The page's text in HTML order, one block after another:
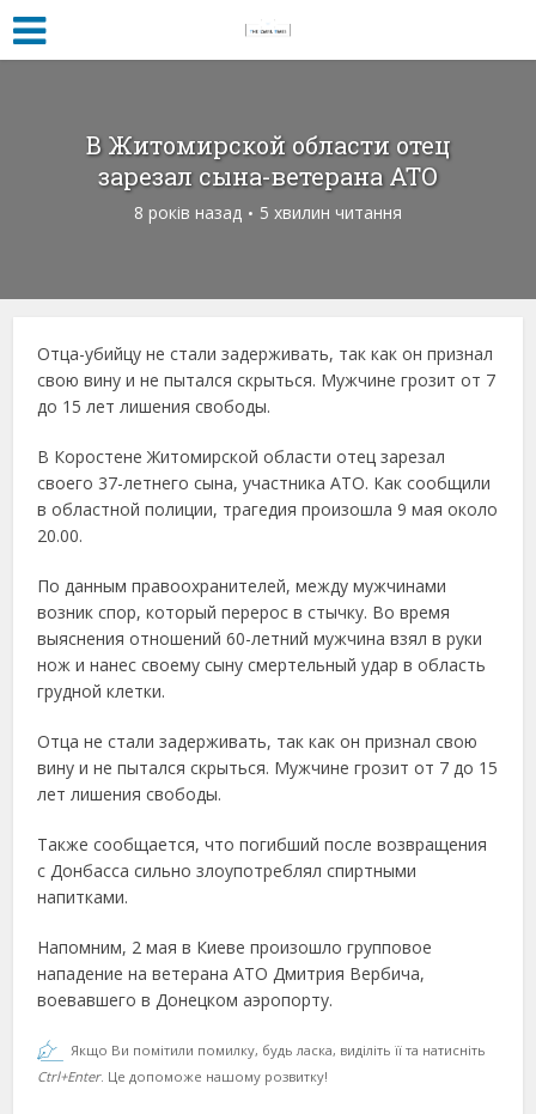
В Житомирской области отец
зарезал сына-ветерана АТО
8 років назад 5 хвилин читання
Отца-убийцу не стали задерживать, так как он признал
свою вину и не пытался скрыться. Мужчине грозит от 7
до 15 лет лишения свободы.
В Коростене Житомирской области отец зарезал
своего 37-летнего сына, участника АТО. Как сообщили
в областной полиции, трагедия произошла 9 мая около
20.00.
По данным правоохранителей, между мужчинами
возник спор, который перерос в стычку. Во время
выяснения отношений 60-летний мужчина взял в руки
нож и нанес своему сыну смертельный удар в область
грудной клетки.
Отца не стали задерживать, так как он признал свою
вину и не пытался скрыться. Мужчине грозит от 7 до 15
лет лишения свободы.
Также сообщается, что погибший после возвращения
с Донбасса сильно злоупотреблял спиртными
напитками.
Напомним, 2 мая в Киеве произошло групповое
нападение на ветерана АТО Дмитрия Вербича,
воевавшего в Донецком аэропорту.
Якщо Ви помітили помилку, будь ласка, виділіть її та натисніть
Ctrl+Enter. Це допоможе нашому розвитку!